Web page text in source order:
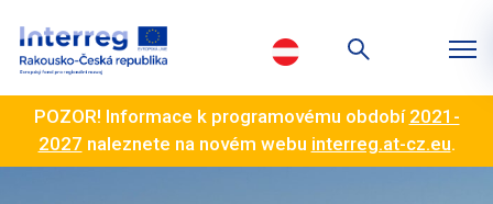
POZOR! Informace k programovému období 2021-
2027 naleznete na novém webu interreg.at-cz.eu.